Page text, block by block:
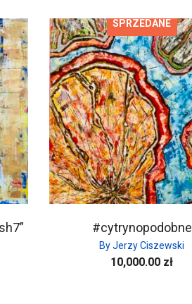
SPRZEDANE
#cytrynopodobne
By Jerzy Ciszewski
10,000.00 zł